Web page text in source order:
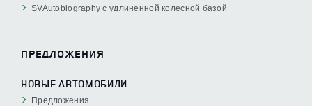
SVAutobiography с удлиненной колесной базой
ПРЕДЛОЖЕНИЯ
НОВЫЕ АВТОМОБИЛИ
Предложения